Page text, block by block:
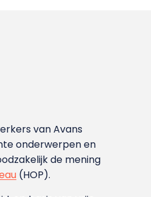
van Avans
onderwerpen en
de mening
(HOP).